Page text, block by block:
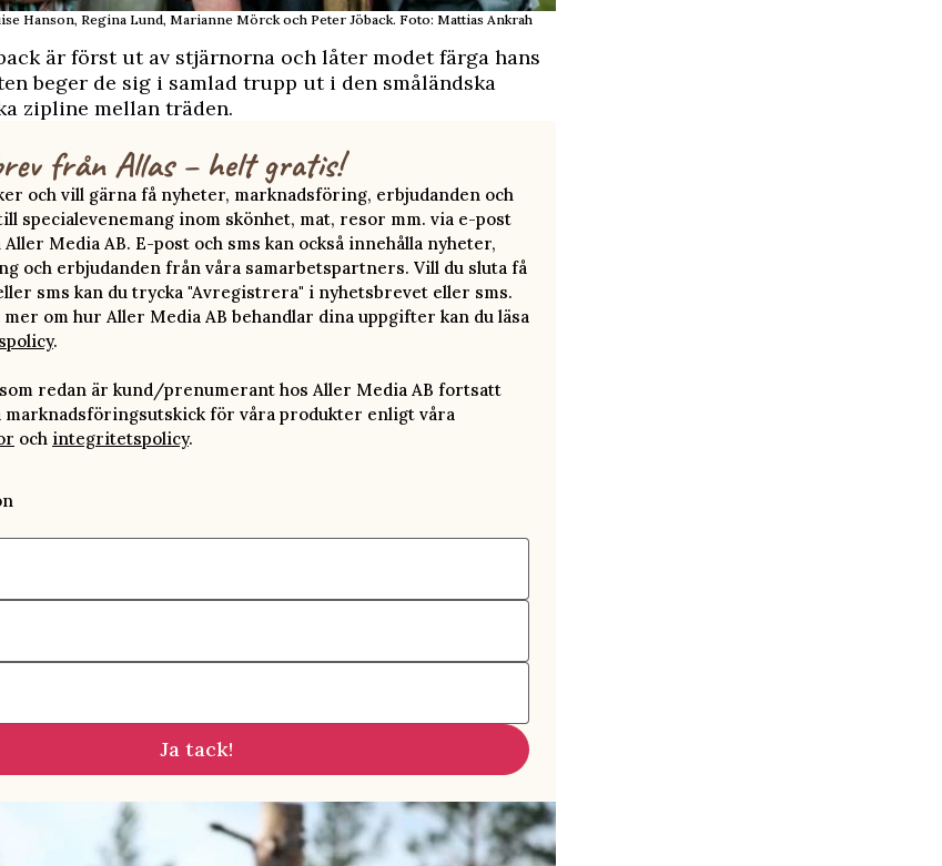
Hanson, Regina Lund, Marianne Mörck och Peter Jöback. Foto: Mattias Ankrah
är först ut av stjärnorna och låter modet färga hans
beger de sig i samlad trupp ut i den småländska
zipline mellan träden.
från Allas – helt gratis!
och vill gärna få nyheter, marknadsföring, erbjudanden och
specialevenemang inom skönhet, mat, resor mm. via e-post
Media AB. E-post och sms kan också innehålla nyheter,
och erbjudanden från våra samarbetspartners. Vill du sluta få
sms kan du trycka "Avregistrera" i nyhetsbrevet eller sms.
om hur Aller Media AB behandlar dina uppgifter kan du läsa
.
redan är kund/prenumerant hos Aller Media AB fortsatt
marknadsföringsutskick för våra produkter enligt våra
och integritetspolicy.
Ja tack!